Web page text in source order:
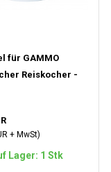
für GAMMO
Reiskocher -
+ MwSt)
Lager: 1 Stk